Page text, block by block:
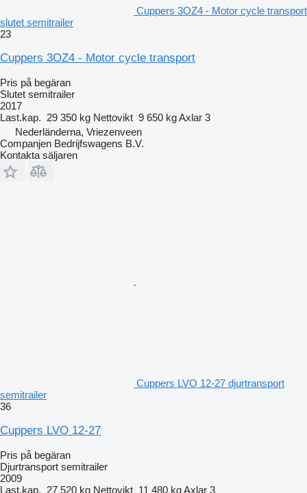
Cuppers 3OZ4 - Motor cycle transport
slutet semitrailer
23
Cuppers 3OZ4 - Motor cycle transport
Pris på begäran
Slutet semitrailer
2017
Last.kap. 29 350 kg Nettovikt 9 650 kgAxlar 3
Nederländerna, Vriezenveen
Companjen Bedrijfswagens B.V.
Kontakta säljaren
Cuppers LVO 12-27 djurtransport
semitrailer
36
Cuppers LVO 12-27
Pris på begäran
Djurtransport semitrailer
2009
Last.kap. 27 520 kg Nettovikt 11 480 kgAxlar 3